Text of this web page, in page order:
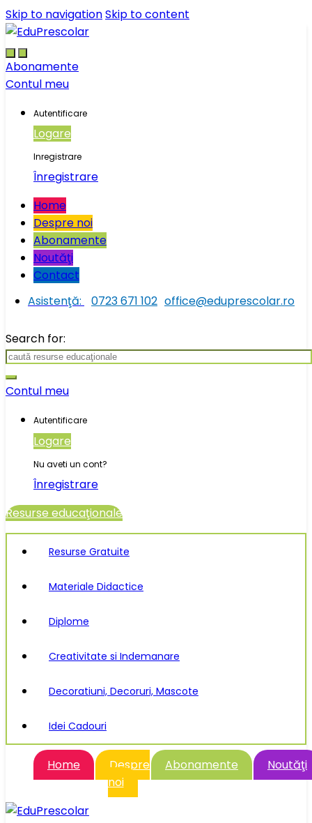
Skip to navigationSkip to content
Abonamente
Contul meu
Autentificare
Logare
Inregistrare
Înregistrare
Home
Despre noi
Abonamente
Noutăţi
Contact
Asistenţă:
0723 671 102 office@eduprescolar.ro
Search for:
Contul meu
Autentificare
Logare
Nu aveti un cont?
Înregistrare
Resurse educaţionale
Resurse Gratuite
Materiale Didactice
Diplome
Creativitate si Indemanare
Decoratiuni, Decoruri, Mascote
Idei Cadouri
Home
Despre
noi
Abonamente Noutăţi